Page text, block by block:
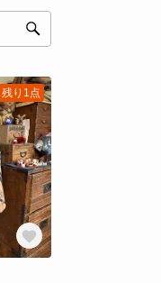
残り1点